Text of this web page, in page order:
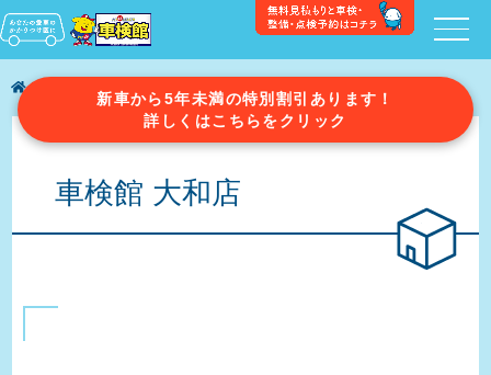
新車から5年未満の特別割引あります！
詳しくはこちらをクリック
車検館の店舗一覧 車検館 大和店
車検館 大和店